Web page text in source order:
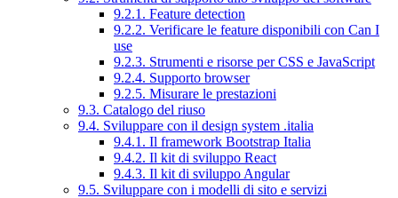
9.2.1. Feature detection
9.2.2. Verificare le feature disponibili con Can I
use
9.2.3. Strumenti e risorse per CSS e JavaScript
9.2.4. Supporto browser
9.2.5. Misurare le prestazioni
9.3. Catalogo del riuso
9.4. Sviluppare con il design system .italia
9.4.1. Il framework Bootstrap Italia
9.4.2. Il kit di sviluppo React
9.4.3. Il kit di sviluppo Angular
9.5. Sviluppare con i modelli di sito e servizi